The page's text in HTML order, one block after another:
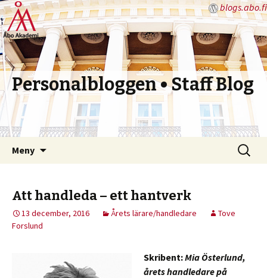
blogs.abo.fi
Personalbloggen • Staff Blog
Meny
Sök
efter:
Att handleda – ett hantverk
13 december, 2016 Årets lärare/handledare
Tove
Forslund
Skribent:Mia Österlund,
årets handledare på